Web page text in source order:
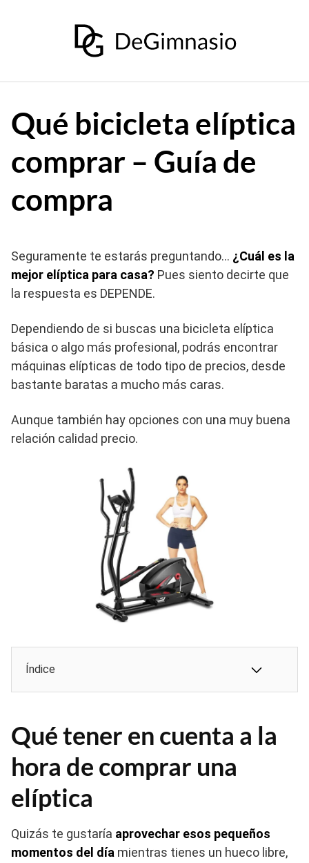
Qué bicicleta elíptica
comprar – Guía de
compra
Seguramente te estarás preguntando… ¿Cuál es la
mejor elíptica para casa? Pues siento decirte que
la respuesta es DEPENDE.
Dependiendo de si buscas una bicicleta elíptica
básica o algo más profesional, podrás encontrar
máquinas elípticas de todo tipo de precios, desde
bastante baratas a mucho más caras.
Aunque también hay opciones con una muy buena
relación calidad precio.
Índice
Qué tener en cuenta a la
hora de comprar una
elíptica
Quizás te gustaría aprovechar esos pequeños
momentos del día mientras tienes un hueco libre,